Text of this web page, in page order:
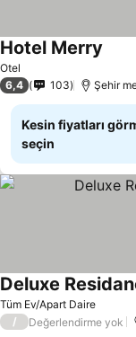
Otel
Hotel Merry
6,4 103 Şehir
Kesin fiyatları
seçin
Tüm Ev/Apart Daire
Deluxe
/ Değerlendirme yok